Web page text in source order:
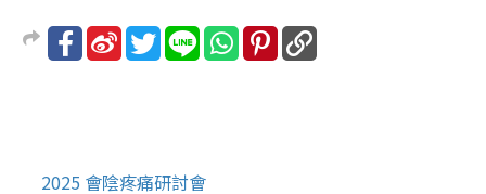
2025 會陰疼痛研討會